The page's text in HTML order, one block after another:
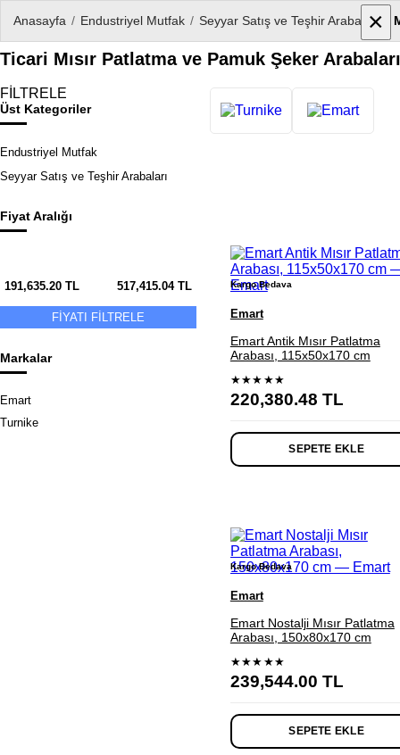
Anasayfa / Endustriyel Mutfak / Seyyar Satış ve Teşhir Arabaları
Ticari Mısır Patlatma ve Pamuk Şeker Arabaları
FİLTRELE
Üst Kategoriler
Endustriyel Mutfak
Seyyar Satış ve Teşhir Arabaları
Fiyat Aralığı
191,635.20 TL 517,415.04 TL
FİYATI FİLTRELE
Markalar
Emart
Turnike
listesi
Kargo Bedava
Emart
Emart Antik Mısır Patlatma
Arabası, 115x50x170 cm
★★★★★
220,380.48 TL
SEPETE EKLE
Kargo Bedava
Emart
Emart Nostalji Mısır Patlatma
Arabası, 150x80x170 cm
★★★★★
239,544.00 TL
SEPETE EKLE
×
×